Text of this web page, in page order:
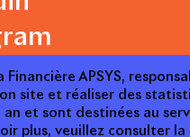
Financière APSYS,
site et réaliser des
an et sont destinées au
plus, veuillez consulter la